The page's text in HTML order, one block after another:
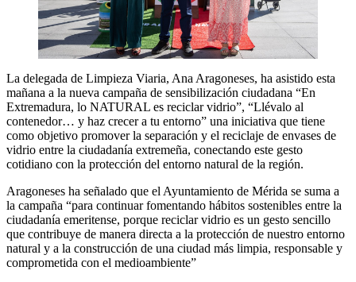
La delegada de Limpieza Viaria, Ana Aragoneses, ha asistido esta
mañana a la nueva campaña de sensibilización ciudadana “En
Extremadura, lo NATURAL es reciclar vidrio”, “Llévalo al
contenedor… y haz crecer a tu entorno” una iniciativa que tiene
como objetivo promover la separación y el reciclaje de envases de
vidrio entre la ciudadanía extremeña, conectando este gesto
cotidiano con la protección del entorno natural de la región.
Aragoneses ha señalado que el Ayuntamiento de Mérida se suma a
la campaña “para continuar fomentando hábitos sostenibles entre la
ciudadanía emeritense, porque reciclar vidrio es un gesto sencillo
que contribuye de manera directa a la protección de nuestro entorno
natural y a la construcción de una ciudad más limpia, responsable y
comprometida con el medioambiente”